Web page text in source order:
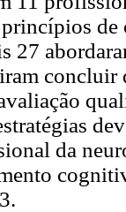
27
concluir
da